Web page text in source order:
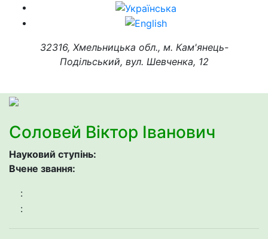
32316, Хмельницька обл., м. Кам'янець-
Подільський, вул. Шевченка, 12
Соловей Віктор Іванович
Науковий ступінь:
Вчене звання:
:
: